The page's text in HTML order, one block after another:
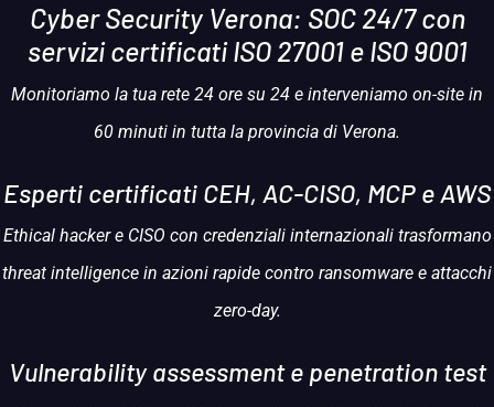
Cyber Security Verona: SOC 24/7con
servizicertificati ISO 27001 e ISO 9001
Monitoriamo la tua rete 24 ore su 24 e interveniamo on-site in
60 minuti in tutta la provincia di Verona.
Esperti certificati CEH, AC-CISO, MCP e AWS
Ethical hacker e CISO con credenziali internazionali trasformano
threat intelligence in azioni rapide contro ransomware e attacchi
zero-day.
Vulnerability assessmente penetration test